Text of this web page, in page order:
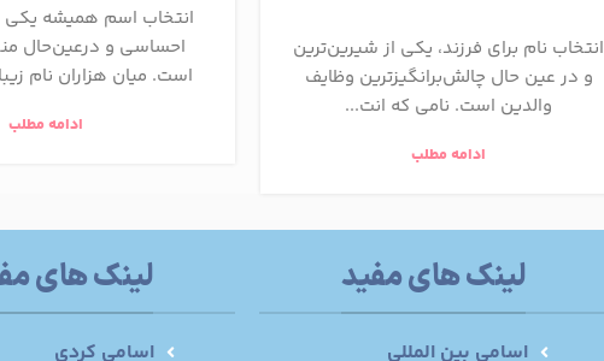
انتخاب نام برای فرزند، یکی از شیرین‌ترین
و در عین حال چالش‌برانگیزترین وظایف
والدین است. نامی که انت...
ادامه مطلب
انتخاب اسم همیشه یکی
احساسی و درعین‌حال
است. میان هزاران نام
ادامه مطلب
لینک های مفید
اسامی بین المللی
لینک های
اسامی کردی